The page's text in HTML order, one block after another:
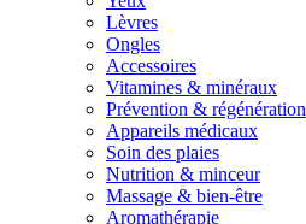
Lèvres
Ongles
Accessoires
Vitamines & minéraux
Prévention & régénération
Appareils médicaux
Soin des plaies
Nutrition & minceur
Massage & bien-être
Aromathérapie